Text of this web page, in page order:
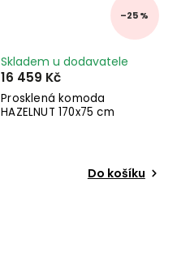
–25 %
Prosklená komoda
HAZELNUT 170x75 cm
Skladem u dodavatele
16 459 Kč
Do košíku